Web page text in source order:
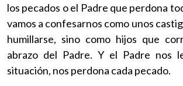
los pecados o el Padre que perdona
vamos a confesarnos como unos
humillarse, sino como hijos que
abrazo del Padre. Y el Padre nos
situación, nos perdona cada pecado.